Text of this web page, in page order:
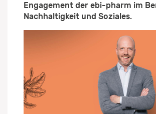
Engagement der ebi-pharm im
Nachhaltigkeit und Soziales.